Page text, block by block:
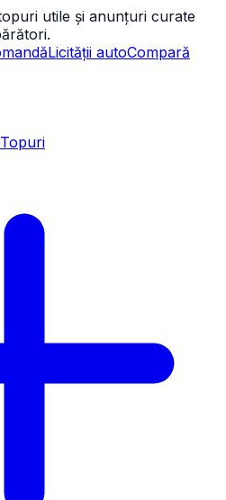
utile și anunțuri curate
Licității autoCompară
Topuri